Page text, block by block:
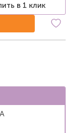
в 1 клик